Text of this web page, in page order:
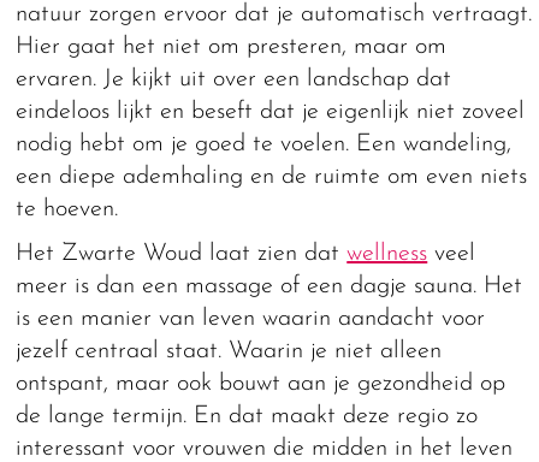
natuur zorgen ervoor dat je automatisch vertraagt.
Hier gaat het niet om presteren, maar om
ervaren. Je kijkt uit over een landschap dat
eindeloos lijkt en beseft dat je eigenlijk niet zoveel
nodig hebt om je goed te voelen. Een wandeling,
een diepe ademhaling en de ruimte om even niets
te hoeven.
Het Zwarte Woud laat zien datwellness veel
meer is dan een massage of een dagje sauna. Het
is een manier van leven waarin aandacht voor
jezelf centraal staat. Waarin je niet alleen
ontspant, maar ook bouwt aan je gezondheid op
de lange termijn. En dat maakt deze regio zo
interessant voor vrouwen die midden in het leven